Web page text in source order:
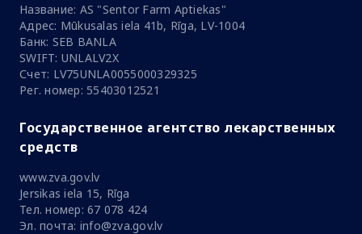
Название: AS "Sentor Farm Aptiekas"
Адрес: Mūkusalas iela 41b, Rīga, LV-1004
Банк: SEB BANLA
SWIFT: UNLALV2X
Счет: LV75UNLA0055000329325
Рег. номер: 55403012521
Государственное агентство лекарственных
средств
www.zva.gov.lv
Jersikas iela 15, Rīga
Тел. номер: 67 078 424
Эл. почта: info@zva.gov.lv